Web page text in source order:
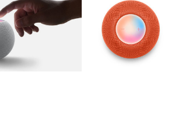
图库 图像 图库 图像